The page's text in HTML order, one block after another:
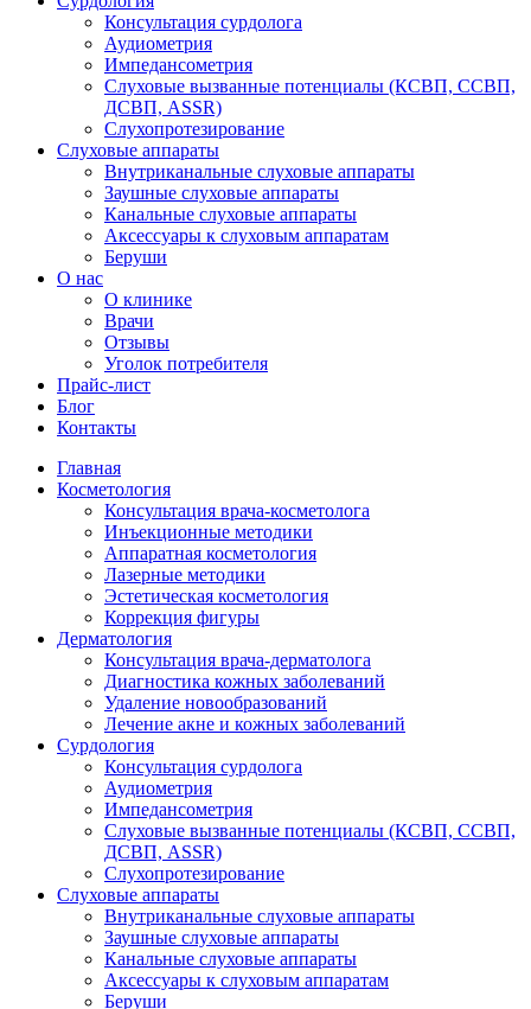
Аудиометрия
Импедансометрия
Слуховые вызванные потенциалы (КСВП, ССВП,
ДСВП, ASSR)
Слухопротезирование
Слуховые аппараты
Внутриканальные слуховые аппараты
Заушные слуховые аппараты
Канальные слуховые аппараты
Аксессуары к слуховым аппаратам
Беруши
О нас
Врачи
Отзывы
Уголок потребителя
Прайс-лист
Блог
Контакты
Главная
Косметология
Консультация врача-косметолога
Инъекционные методики
Аппаратная косметология
Лазерные методики
Эстетическая косметология
Коррекция фигуры
Дерматология
Консультация врача-дерматолога
Диагностика кожных заболеваний
Удаление новообразований
Лечение акне и кожных заболеваний
Сурдология
Консультация сурдолога
Аудиометрия
Импедансометрия
Слуховые вызванные потенциалы (КСВП, ССВП,
ДСВП, ASSR)
Слухопротезирование
Слуховые аппараты
Внутриканальные слуховые аппараты
Заушные слуховые аппараты
Канальные слуховые аппараты
Аксессуары к слуховым аппаратам
Беруши
О нас